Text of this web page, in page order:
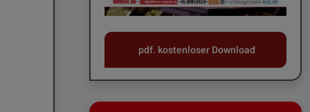
pdf. kostenloser Download